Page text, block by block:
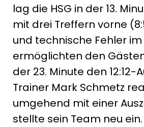
lag die HSG in der 13.
mit drei Treffern vorne
und technische Fehler
ermöglichten den
der 23. Minute den 12:12-
Trainer Mark Schmetz
umgehend mit einer
stellte sein Team neu